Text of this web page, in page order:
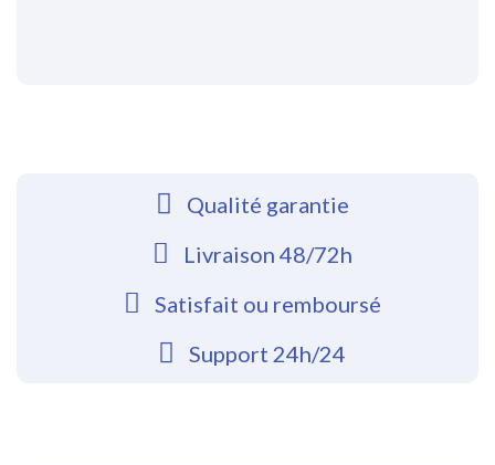
Qualité garantie
Livraison 48/72h
Satisfait ou remboursé
Support 24h/24